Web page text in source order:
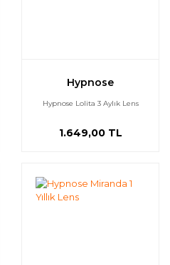
Hypnose
Hypnose Lolita 3 Aylık Lens
1.649,00 TL